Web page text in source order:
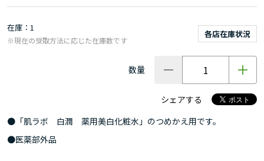
在庫 1
各店在庫状況
※現在の受取方法に応じた在庫数です
数量
シェアする
●「肌ラボ 白潤 薬用美白化粧水」のつめかえ用です。
●医薬部外品